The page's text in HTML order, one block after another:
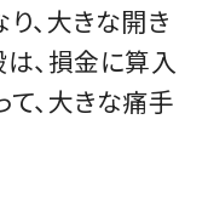
、大きな開き
は、損金に算入
て、大きな痛手